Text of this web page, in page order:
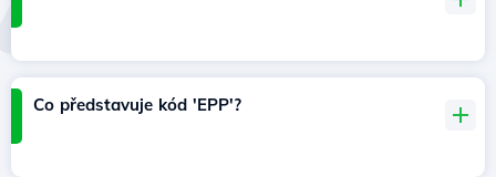
Co představuje kód 'EPP'?